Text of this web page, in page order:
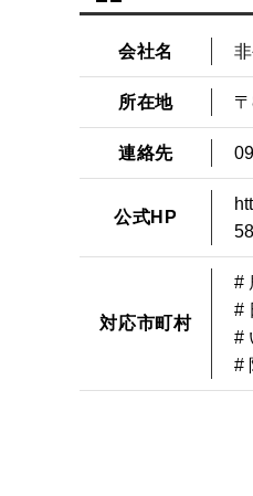
会社名
所在地
連絡先
公式HP
対応市町村
#
#
#
#